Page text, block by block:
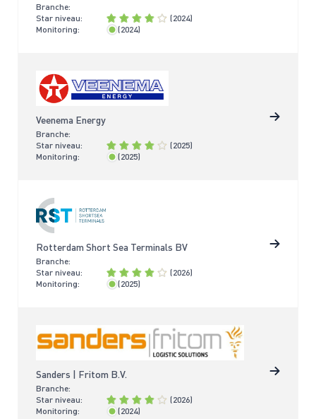
Branche:
Star niveau:
(2024)
Monitoring:
< 2 jaar
(2024)
Veenema Energy
Branche:
Star niveau:
(2025)
Monitoring:
< 2 jaar
(2025)
Rotterdam Short Sea Terminals BV
Branche:
Star niveau:
(2026)
Monitoring:
< 2 jaar
(2025)
Sanders | Fritom B.V.
Branche:
Star niveau:
(2026)
Monitoring:
< 2 jaar
(2024)